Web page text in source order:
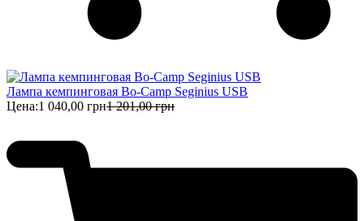
Лампа кемпинговая Bo-Camp Seginius USB
Цена:1 040,00 грн1 201,00 грн